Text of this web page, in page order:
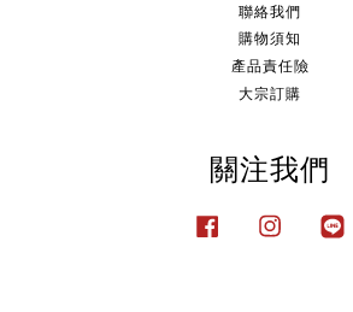
聯絡我們
購物須知
產品責任險
大宗訂購
關注我們
Facebook Instagram